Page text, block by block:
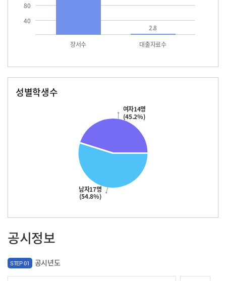
40
80
장서수 대출자료수
2.8
성별학생수
남자17명
(54.8%)
여자14명
(45.2%)
공시정보
STEP 01 공시년도